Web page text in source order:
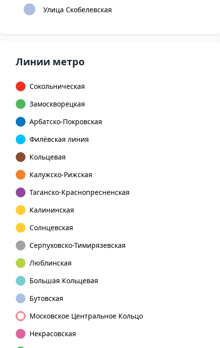
Улица Скобелевская
Линии метро
Сокольническая
Замоскворецкая
Арбатско-Покровская
Филёвская линия
Кольцевая
Калужско-Рижская
Таганско-Краснопресненская
Калининская
Солнцевская
Серпуховско-Тимирязевская
Люблинская
Большая Кольцевая
Бутовская
Московское Центральное Кольцо
Некрасовская